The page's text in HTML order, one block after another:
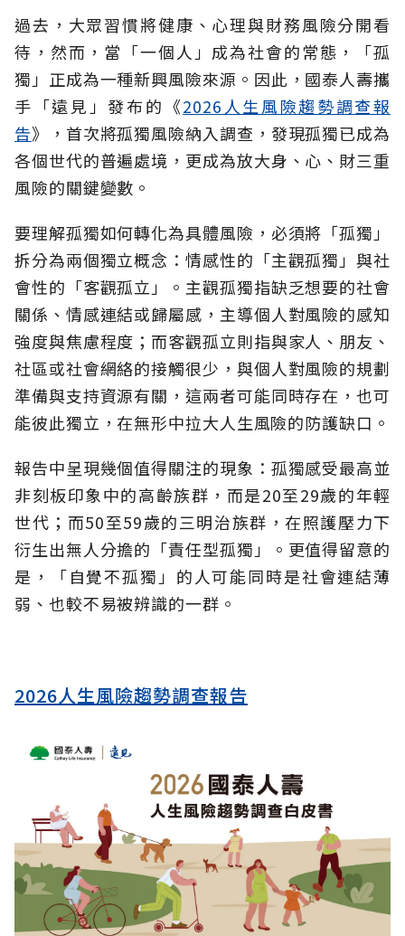
過去，大眾習慣將健康、心理與財務風險分開看
待，然而，當「一個人」成為社會的常態，「孤
獨」正成為一種新興風險來源。因此，國泰人壽攜
手「遠見」發布的《2026人生風險趨勢調查報
告》，首次將孤獨風險納入調查，發現孤獨已成為
各個世代的普遍處境，更成為放大身、心、財三重
風險的關鍵變數。
要理解孤獨如何轉化為具體風險，必須將「孤獨」
拆分為兩個獨立概念：情感性的「主觀孤獨」與社
會性的「客觀孤立」。主觀孤獨指缺乏想要的社會
關係、情感連結或歸屬感，主導個人對風險的感知
強度與焦慮程度；而客觀孤立則指與家人、朋友、
社區或社會網絡的接觸很少，與個人對風險的規劃
準備與支持資源有關，這兩者可能同時存在，也可
能彼此獨立，在無形中拉大人生風險的防護缺口。
報告中呈現幾個值得關注的現象：孤獨感受最高並
非刻板印象中的高齡族群，而是20至29歲的年輕
世代；而50至59歲的三明治族群，在照護壓力下
衍生出無人分擔的「責任型孤獨」。更值得留意的
是，「自覺不孤獨」的人可能同時是社會連結薄
弱、也較不易被辨識的一群。
2026人生風險趨勢調查報告